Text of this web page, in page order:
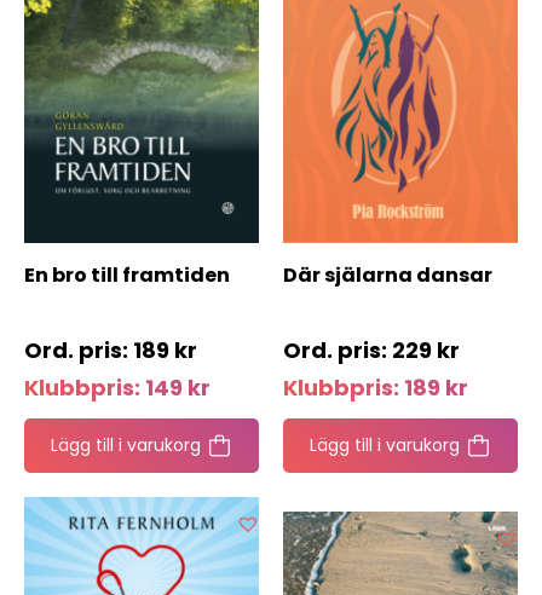
En bro till framtiden
189 kr
Klubbpris: 149 kr
Lägg till i varukorg
Där själarna dansar
229 kr
Klubbpris: 189 kr
Lägg till i varukorg